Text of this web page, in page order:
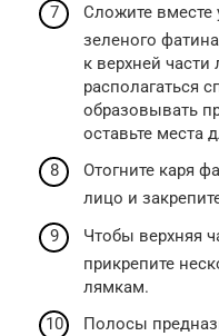
Сложите вместе
зеленого
к верхней
располагаться
образовывать
оставьте места
Отогните каря
лицо и
Чтобы верхняя
прикрепите
лямкам.
Полосы